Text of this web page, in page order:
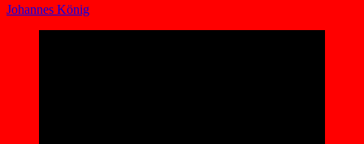
Johannes König